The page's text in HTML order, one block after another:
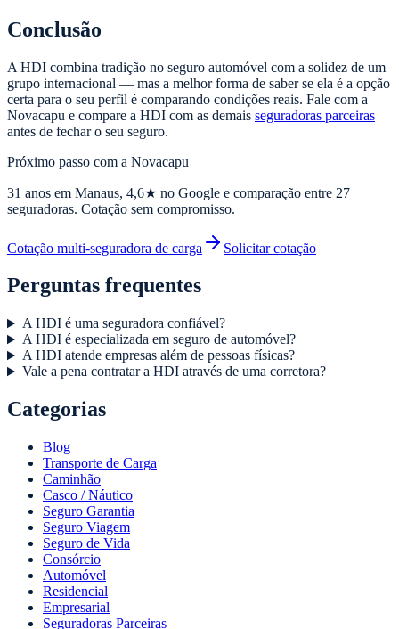
Conclusão
A HDI combina tradição no seguro automóvel com a solidez de um
grupo internacional — mas a melhor forma de saber se ela é a opção
certa para o seu perfil é comparando condições reais. Fale com a
Novacapu e compare a HDI com as demais seguradoras parceiras
antes de fechar o seu seguro.
Próximo passo com a Novacapu
31 anos em Manaus, 4,6★ no Google e comparação entre 27
seguradoras. Cotação sem compromisso.
Cotação multi-seguradora de carga Solicitar cotação
Perguntas frequentes
A HDI é uma seguradora confiável?
A HDI é especializada em seguro de automóvel?
A HDI atende empresas além de pessoas físicas?
Vale a pena contratar a HDI através de uma corretora?
Categorias
Blog
Transporte de Carga
Caminhão
Casco / Náutico
Seguro Garantia
Seguro Viagem
Seguro de Vida
Consórcio
Automóvel
Residencial
Empresarial
Seguradoras Parceiras